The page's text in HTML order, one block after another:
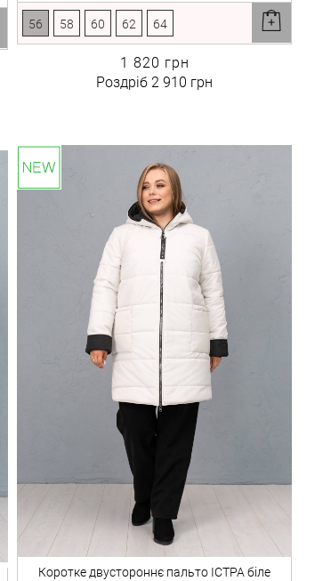
56 58 60 62 64
1 820 грн
Роздріб 2 910 грн
Коротке двустороннє пальто ІСТРА біле